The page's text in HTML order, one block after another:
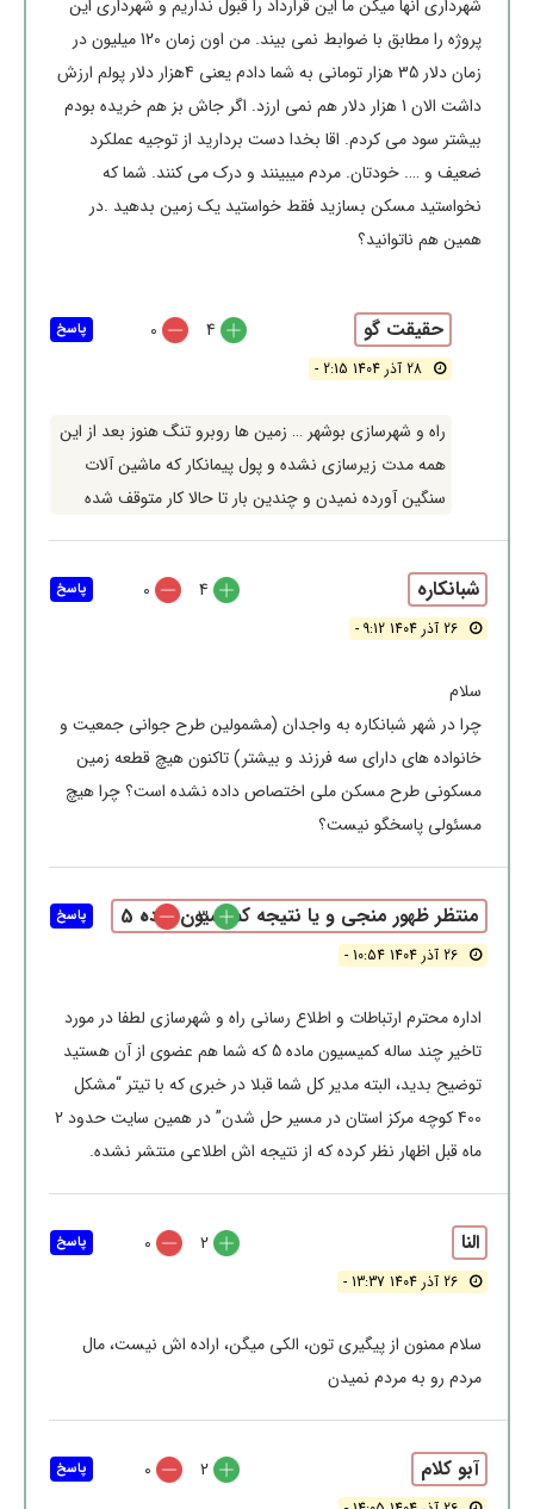
شهرداری انها میگن ما این قرارداد را قبول نداریم و شهرداری این
پروژه را مطابق با ضوابط نمی بیند. من اون زمان 120 میلیون در
زمان دلار 35 هزار تومانی به شما دادم یعنی 4هزار دلار پولم ارزش
داشت الان 1 هزار دلار هم نمی ارزد. اگر جاش بز هم خریده بودم
بیشتر سود می کردم. اقا بخدا دست بردارید از توجیه عملکرد
ضعیف و …. خودتان. مردم میبینند و درک می کنند. شما که
نخواستید مسکن بسازید فقط خواستید یک زمین بدهید .در
همین هم ناتوانید؟
حقیقت گو
28 آذر 1404 2:15 -
4
0
راه و شهرسازی بوشهر … زمین ها روبرو تنگ هنوز بعد از این
همه مدت زیرسازی نشده و پول پیمانکار که ماشین آلات
سنگین آورده نمیدن و چندین بار تا حالا کار متوقف شده
پاسخ
شبانکاره
26 آذر 1404 9:12 -
4
0
سلام
چرا در شهر شبانکاره به واجدان (مشمولین طرح جوانی جمعیت و
خانواده های دارای سه فرزند و بیشتر) تاکنون هیچ قطعه زمین
مسکونی طرح مسکن ملی اختصاص داده نشده است؟ چرا هیچ
مسئولی پاسخگو نیست؟
پاسخ
منتظر ظهور منجی و یا نتیجه کمیسیون ماده 5
26 آذر 1404 10:54 -
3
0
اداره محترم ارتباطات و اطلاع رسانی راه و شهرسازی لطفا در مورد
تاخیر چند ساله کمیسیون ماده 5 که شما هم عضوی از آن هستید
توضیح بدید، البته مدیر کل شما قبلا در خبری که با تیتر “مشکل
400 کوچه مرکز استان در مسیر حل شدن” در همین سایت حدود 2
ماه قبل اظهار نظر کرده که از نتیجه اش اطلاعی منتشر نشده.
پاسخ
النا
26 آذر 1404 13:37 -
2
0
سلام ممنون از پیگیری تون، الکی میگن، اراده اش نیست، مال
مردم رو به مردم نمیدن
پاسخ
آبو کلام 2
0 پاسخ